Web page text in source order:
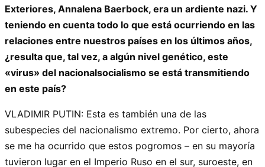
Exteriores, Annalena Baerbock, era un ardiente nazi. Y
teniendo en cuenta todo lo que está ocurriendo en las
relaciones entre nuestros países en los últimos años,
¿resulta que, tal vez, a algún nivel genético, este
«virus» del nacionalsocialismo se está transmitiendo
en este país?
VLADIMIR PUTIN: Esta es también una de las
subespecies del nacionalismo extremo. Por cierto, ahora
se me ha ocurrido que estos pogromos – en su mayoría
tuvieron lugar en el Imperio Ruso en el sur, suroeste, en